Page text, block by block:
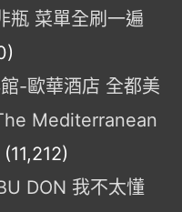
瓶 菜單全刷一遍
-歐華酒店 全都美
Mediterranean
(11,212)
DON 我不太懂